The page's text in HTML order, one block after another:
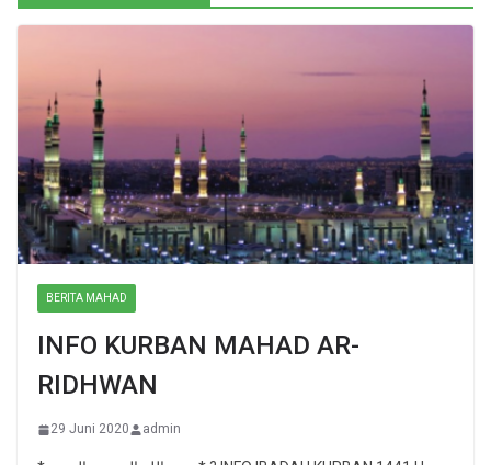
BERITA MAHAD
INFO KURBAN MAHAD AR-
RIDHWAN
29 Juni 2020 admin